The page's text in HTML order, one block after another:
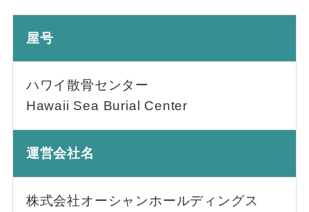
屋号
ハワイ散骨センター
Hawaii Sea Burial Center
運営会社名
株式会社オーシャンホールディングス